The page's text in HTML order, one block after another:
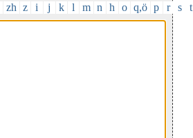
zh z i j k l m n h o q,ö p r s t